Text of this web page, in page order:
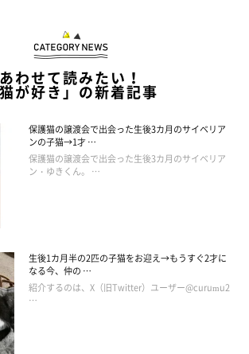
あわせて読みたい！
猫が好き」の新着記事
保護猫の譲渡会で出会った生後3カ月のサイベリア
ンの子猫→1才 …
保護猫の譲渡会で出会った生後3カ月のサイベリア
ン・ゆきくん。 …
生後1カ月半の2匹の子猫をお迎え→もうすぐ2才に
なる今、仲の …
紹介するのは、X（旧Twitter）ユーザー@curumu2
…